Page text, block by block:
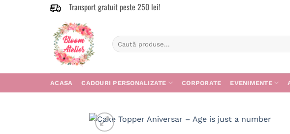
Transport gratuit peste 250 lei!
Caută
după:
ACASA CADOURI PERSONALIZATE CORPORATE EVENIMENTE